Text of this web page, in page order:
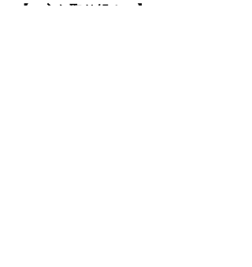
【 主な取り組み 】